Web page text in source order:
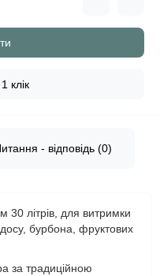
клік
- відповідь (0)
30 літрів, для витримки
бурбона, фруктових
за традиційною